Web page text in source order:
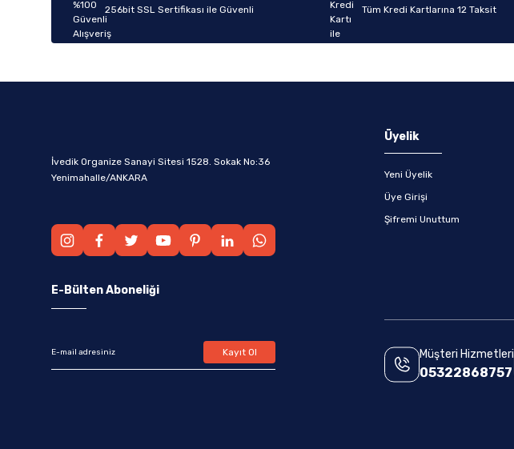
256bit SSL Sertifikası ile Güvenli Tüm Kredi Kartlarına 12 Taksit
İvedik Organize Sanayi Sitesi 1528. Sokak No:36
Yenimahalle/ANKARA
Üyelik
Yeni Üyelik
Üye Girişi
Şifremi Unuttum
E-Bülten Aboneliği
Kayıt Ol Müşteri Hizmetleri
05322868757